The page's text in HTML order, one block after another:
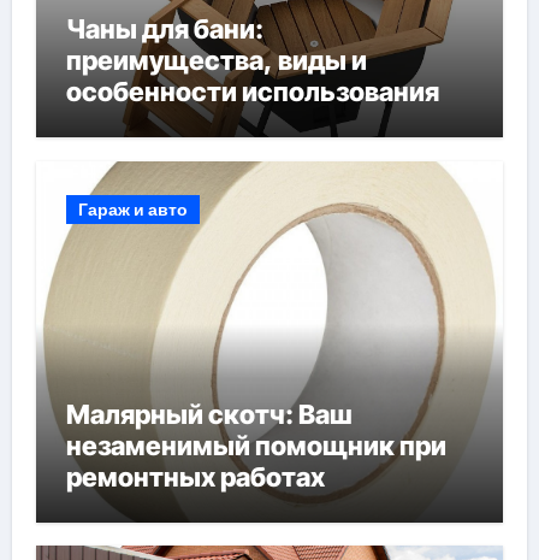
Чаны для бани:
преимущества, виды и
особенности использования
Гараж и авто
Малярный скотч: Ваш
незаменимый помощник при
ремонтных работах